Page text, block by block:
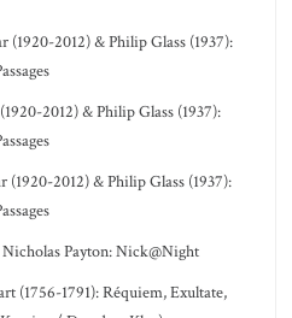
(1920-2012) & Philip Glass (1937):
2012) & Philip Glass (1937):
(1920-2012) & Philip Glass (1937):
Payton: Nick@Night
(1756-1791): Réquiem, Exultate,